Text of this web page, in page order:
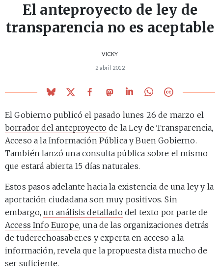
El anteproyecto de ley de
transparencia no es aceptable
VICKY
2 abril 2012
El Gobierno publicó el pasado lunes 26 de marzo el
borrador del anteproyecto de la Ley de Transparencia,
Acceso a la Información Pública y Buen Gobierno.
También lanzó una consulta pública sobre el mismo
que estará abierta 15 días naturales.
Estos pasos adelante hacia la existencia de una ley y la
aportación ciudadana son muy positivos. Sin
embargo,un análisis detallado del texto por parte de
Access Info Europe, una de las organizaciones detrás
de tuderechoasaber.es y experta en acceso a la
información, revela que la propuesta dista mucho de
ser suficiente.